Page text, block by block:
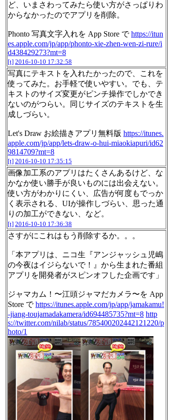
ど、いまさわってみたら使い方がさっぱりわ
からなかったのでアプリを削除。
Phonto 写真文字入れを App Store でhttps://itun
es.apple.com/jp/app/phonto-xie-zhen-wen-zi-rure/i
d438429273?mt=8
[t] 2016-10-10 17:32:58
写真にテキストを入れたかったので、これを
使ってみた。お手軽で使いやすい。でも、テ
キストのサイズ変更がピンチ操作でしかでき
ないのがつらい。同じサイズのテキストを生
成しづらい。
Let's Draw お絵描きアプリ無料版 https://itunes.
apple.com/jp/app/lets-draw-o-hui-miaokiapuri/id62
9814709?mt=8
[t] 2016-10-10 17:35:15
画像加工系のアプリはたくさんあるけど、な
かなか使い勝手が良いものには出会えない。
使い方がわかりにくい、広告が何度もでっか
く表示される、UIが操作しづらい、思った通
りの加工ができない、など。
[t] 2016-10-10 17:36:38
さすがにこれはもう削除するか。。。
「本アプリは、ニコ生『アンジャッシュ児嶋
の今夜はイジらないで！』から生まれた番組
アプリを開発者がスピンオフした企画です」
ジャマカム！〜江頭ジャマだカメラ〜を App
Store でhttps://itunes.apple.com/jp/app/jamakamu!
-jiang-toujamadakamera/id694485735?mt=8 http
s://twitter.com/nilab/status/785400202442121220/p
hoto/1